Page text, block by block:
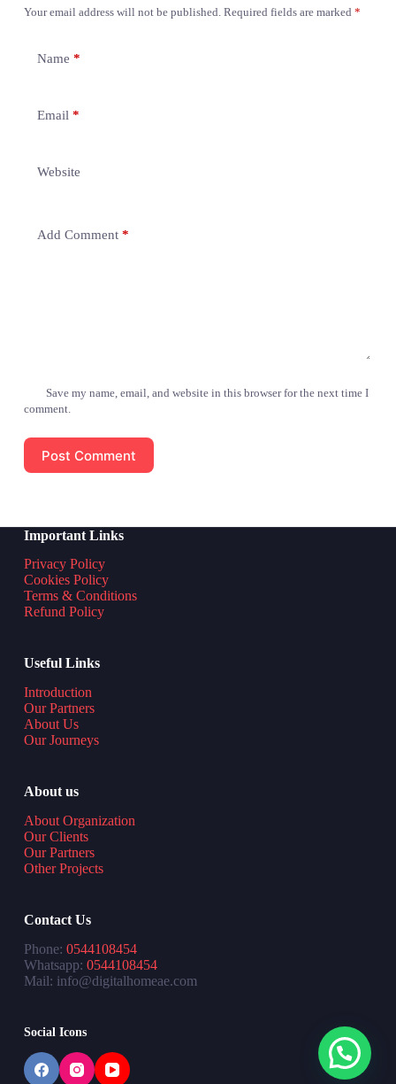
Your email address will not be published. Required fields are marked *
Name *
Email *
Website
Add Comment*
Save my name, email, and website in this browser for the next time I
comment.
Post Comment
Important Links
Privacy Policy
Cookies Policy
Terms & Conditions
Refund Policy
Useful Links
Introduction
Our Partners
About Us
Our Journeys
About us
About Organization
Our Clients
Our Partners
Other Projects
Contact Us
Phone: 0544108454
Whatsapp: 0544108454
Mail: info@digitalhomeae.com
Social Icons